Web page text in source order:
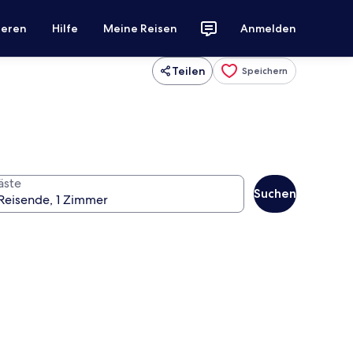
Hilfe Meine Reisen Anmelden
Teilen Speichern
Suchen